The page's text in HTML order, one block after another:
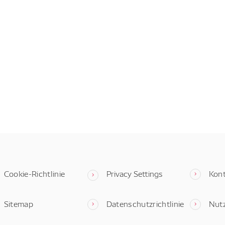
Cookie-Richtlinie Privacy Settings
Sitemap Datenschutzrichtlinie